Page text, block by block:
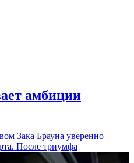
амбиции
Зака Брауна уверенно
После триумфа